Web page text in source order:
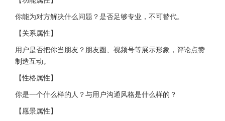
你能为对方解决什么问题？是否足够专业，不可替代。
【关系属性】
用户是否把你当朋友？朋友圈、视频号等展示形象，评论点赞
制造互动。
【性格属性】
你是一个什么样的人？与用户沟通风格是什么样的？
【愿景属性】